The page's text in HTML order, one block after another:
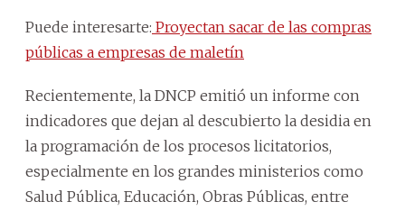
Puede interesarte: Proyectan sacar de las compras
públicas a empresas de maletín
Recientemente, la DNCP emitió un informe con
indicadores que dejan al descubierto la desidia en
la programación de los procesos licitatorios,
especialmente en los grandes ministerios como
Salud Pública, Educación, Obras Públicas, entre